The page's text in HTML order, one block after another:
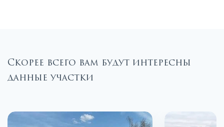
Скорее всего вам будут интересны
данные участки